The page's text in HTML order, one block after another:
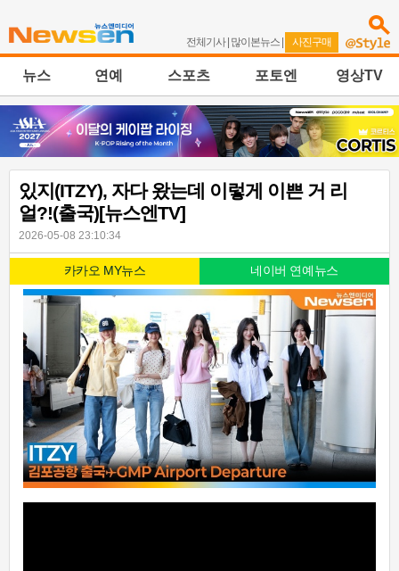
전체기사| 많이본뉴스 | 사진구매
뉴스 연예 스포츠 포토엔 영상TV
있지(ITZY), 자다 왔는데 이렇게 이쁜 거 리
얼?!(출국)[뉴스엔TV]
2026-05-08 23:10:34
카카오 MY뉴스 네이버 연예뉴스